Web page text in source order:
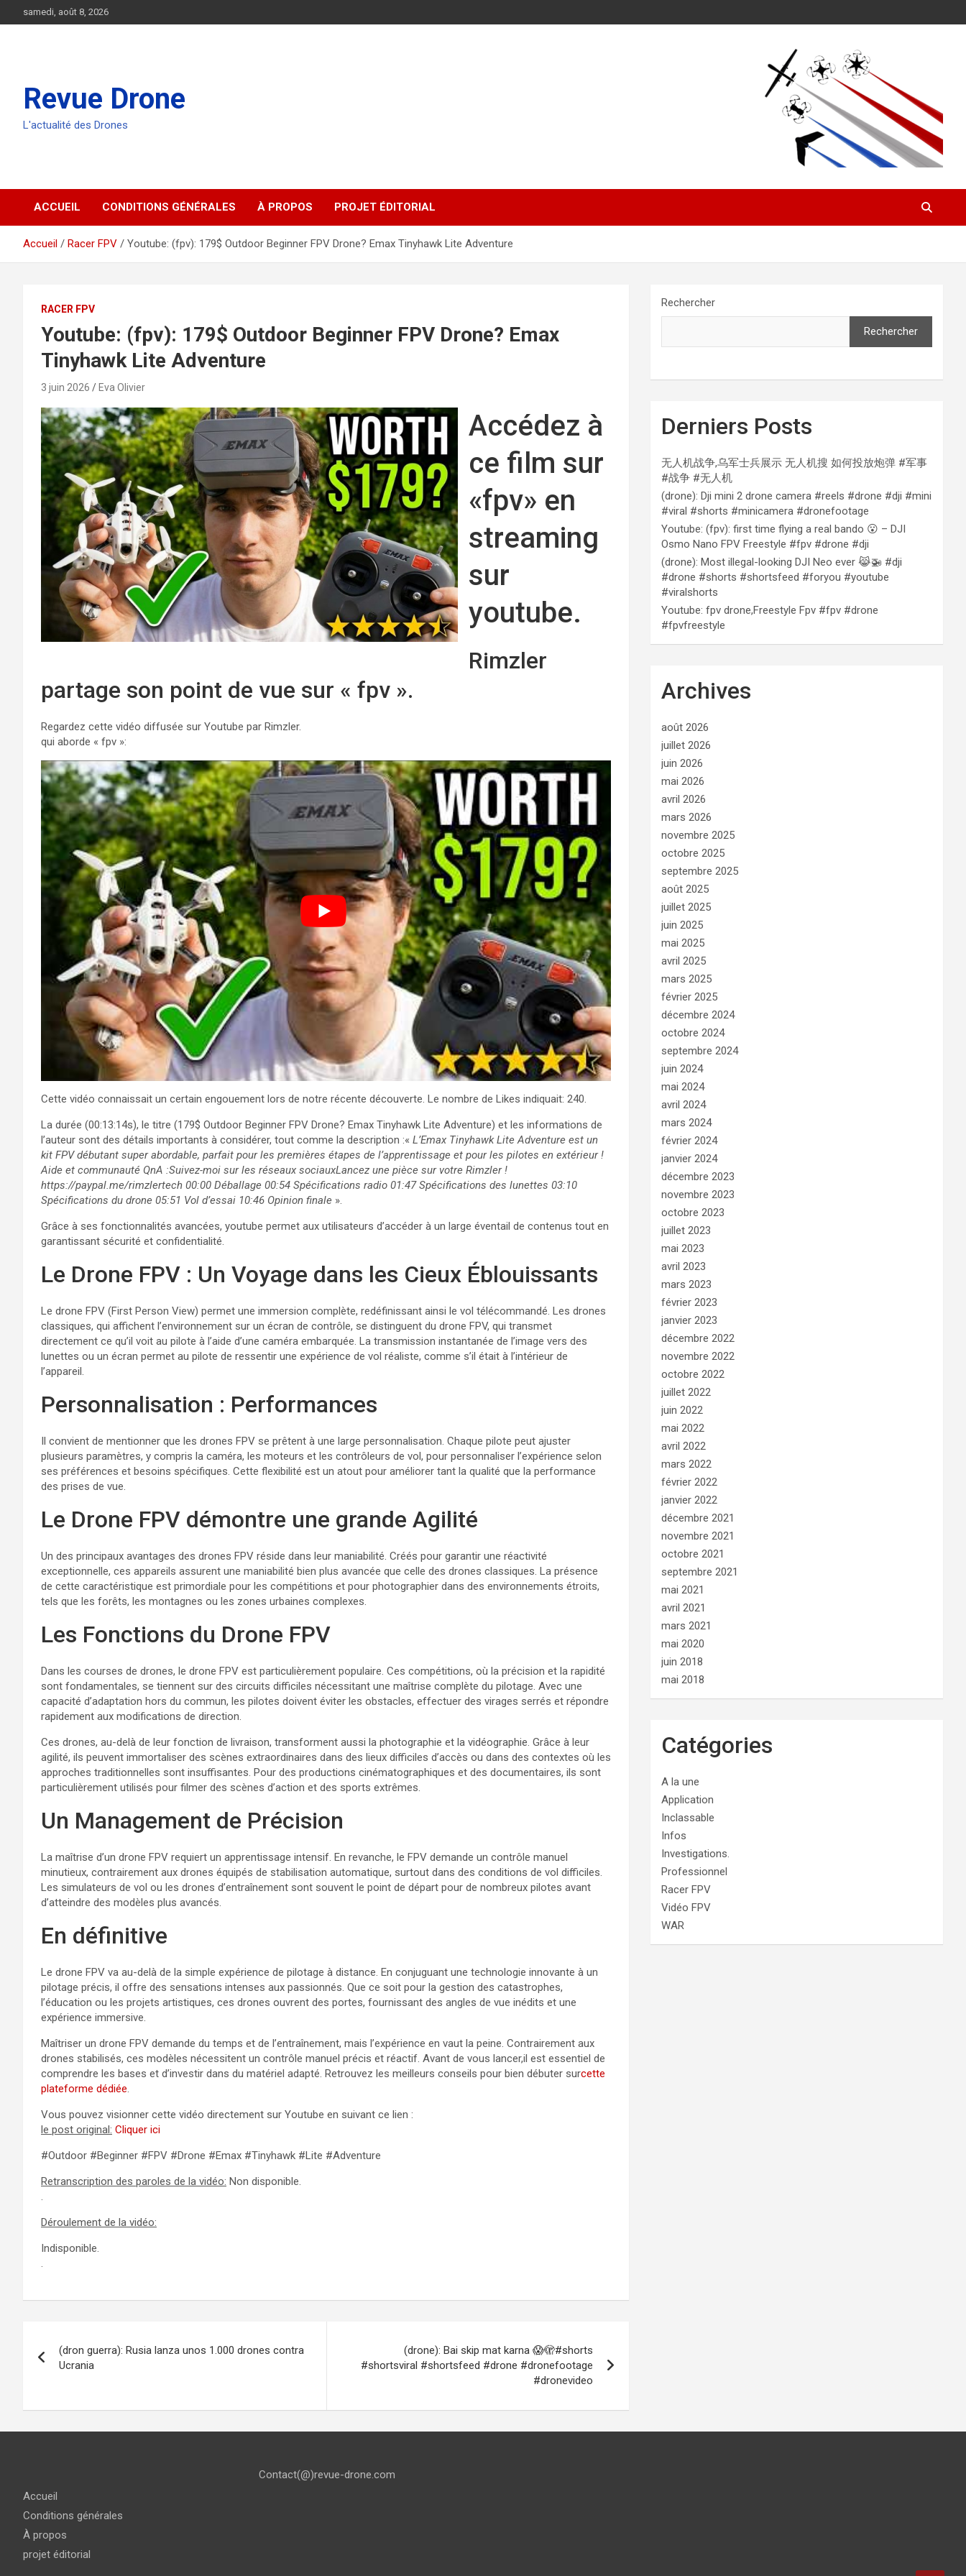
au
samedi, août 8, 2026
Revue Drone
L'actualité des Drones
ACCUEIL CONDITIONS GÉNÉRALES À PROPOS PROJET ÉDITORIAL
Accueil Racer FPV Youtube: (fpv): 179$ Outdoor Beginner FPV Drone? Emax Tinyhawk Lite Adventure
RACER FPV
Youtube: (fpv): 179$ Outdoor Beginner FPV Drone? Emax
Tinyhawk Lite Adventure
3 juin 2026 Eva Olivier
Accédez à
ce film sur
«fpv» en
streaming
sur
youtube.
Rimzler
partage son point de vue sur « fpv ».
Regardez cette vidéo diffusée sur Youtube par Rimzler.
qui aborde « fpv »:
Cette vidéo connaissait un certain engouement lors de notre récente découverte. Le nombre de Likes indiquait: 240.
La durée (00:13:14s), le titre (179$ Outdoor Beginner FPV Drone? Emax Tinyhawk Lite Adventure) et les informations de
l’auteur sont des détails importants à considérer, tout comme la description :« L’Emax Tinyhawk Lite Adventure est un
kit FPV débutant super abordable, parfait pour les premières étapes de l’apprentissage et pour les pilotes en extérieur !
Aide et communauté QnA :Suivez-moi sur les réseaux sociauxLancez une pièce sur votre Rimzler !
https://paypal.me/rimzlertech 00:00 Déballage 00:54 Spécifications radio 01:47 Spécifications des lunettes 03:10
Spécifications du drone 05:51 Vol d’essai 10:46 Opinion finale ».
Grâce à ses fonctionnalités avancées, youtube permet aux utilisateurs d’accéder à un large éventail de contenus tout en
garantissant sécurité et confidentialité.
Le Drone FPV : Un Voyage dans les Cieux Éblouissants
Le drone FPV (First Person View) permet une immersion complète, redéfinissant ainsi le vol télécommandé. Les drones
classiques, qui affichent l’environnement sur un écran de contrôle, se distinguent du drone FPV, qui transmet
directement ce qu’il voit au pilote à l’aide d’une caméra embarquée. La transmission instantanée de l’image vers des
lunettes ou un écran permet au pilote de ressentir une expérience de vol réaliste, comme s’il était à l’intérieur de
l’appareil.
Personnalisation : Performances
Il convient de mentionner que les drones FPV se prêtent à une large personnalisation. Chaque pilote peut ajuster
plusieurs paramètres, y compris la caméra, les moteurs et les contrôleurs de vol, pour personnaliser l’expérience selon
ses préférences et besoins spécifiques. Cette flexibilité est un atout pour améliorer tant la qualité que la performance
des prises de vue.
Le Drone FPV démontre une grande Agilité
Un des principaux avantages des drones FPV réside dans leur maniabilité. Créés pour garantir une réactivité
exceptionnelle, ces appareils assurent une maniabilité bien plus avancée que celle des drones classiques. La présence
de cette caractéristique est primordiale pour les compétitions et pour photographier dans des environnements étroits,
tels que les forêts, les montagnes ou les zones urbaines complexes.
Les Fonctions du Drone FPV
Dans les courses de drones, le drone FPV est particulièrement populaire. Ces compétitions, où la précision et la rapidité
sont fondamentales, se tiennent sur des circuits difficiles nécessitant une maîtrise complète du pilotage. Avec une
capacité d’adaptation hors du commun, les pilotes doivent éviter les obstacles, effectuer des virages serrés et répondre
rapidement aux modifications de direction.
Ces drones, au-delà de leur fonction de livraison, transforment aussi la photographie et la vidéographie. Grâce à leur
agilité, ils peuvent immortaliser des scènes extraordinaires dans des lieux difficiles d’accès ou dans des contextes où les
approches traditionnelles sont insuffisantes. Pour des productions cinématographiques et des documentaires, ils sont
particulièrement utilisés pour filmer des scènes d’action et des sports extrêmes.
Un Management de Précision
La maîtrise d’un drone FPV requiert un apprentissage intensif. En revanche, le FPV demande un contrôle manuel
minutieux, contrairement aux drones équipés de stabilisation automatique, surtout dans des conditions de vol difficiles.
Les simulateurs de vol ou les drones d’entraînement sont souvent le point de départ pour de nombreux pilotes avant
d’atteindre des modèles plus avancés.
En définitive
Le drone FPV va au-delà de la simple expérience de pilotage à distance. En conjuguant une technologie innovante à un
pilotage précis, il offre des sensations intenses aux passionnés. Que ce soit pour la gestion des catastrophes,
l’éducation ou les projets artistiques, ces drones ouvrent des portes, fournissant des angles de vue inédits et une
expérience immersive.
Maîtriser un drone FPV demande du temps et de l’entraînement, mais l’expérience en vaut la peine. Contrairement aux
drones stabilisés, ces modèles nécessitent un contrôle manuel précis et réactif. Avant de vous lancer,il est essentiel de
comprendre les bases et d’investir dans du matériel adapté. Retrouvez les meilleurs conseils pour bien débuter surcette
plateforme dédiée.
Vous pouvez visionner cette vidéo directement sur Youtube en suivant ce lien :
le post original: Cliquer ici
#Outdoor #Beginner #FPV #Drone #Emax #Tinyhawk #Lite #Adventure
Retranscription des paroles de la vidéo: Non disponible.
.
Déroulement de la vidéo:
Indisponible.
.
de
(dron guerra): Rusia lanza unos 1.000 drones contra
Ucrania
(drone): Bai skip mat karna 😱🫣#shorts
#shortsviral #shortsfeed #drone #dronefootage
#dronevideo
Rechercher
Rechercher
Derniers Posts
无人机战争,乌军士兵展示 无人机搜 如何投放炮弹 #军事
#战争 #无人机
(drone): Dji mini 2 drone camera #reels #drone #dji #mini
#viral #shorts #minicamera #dronefootage
Youtube: (fpv): first time flying a real bando 😮 – DJI
Osmo Nano FPV Freestyle #fpv #drone #dji
(drone): Most illegal-looking DJI Neo ever 😹🚁 #dji
#drone #shorts #shortsfeed #foryou #youtube
#viralshorts
Youtube: fpv drone,Freestyle Fpv #fpv #drone
#fpvfreestyle
Archives
août 2026
juillet 2026
juin 2026
mai 2026
avril 2026
mars 2026
novembre 2025
octobre 2025
septembre 2025
août 2025
juillet 2025
juin 2025
mai 2025
avril 2025
mars 2025
février 2025
décembre 2024
octobre 2024
septembre 2024
juin 2024
mai 2024
avril 2024
mars 2024
février 2024
janvier 2024
décembre 2023
novembre 2023
octobre 2023
juillet 2023
mai 2023
avril 2023
mars 2023
février 2023
janvier 2023
décembre 2022
novembre 2022
octobre 2022
juillet 2022
juin 2022
mai 2022
avril 2022
mars 2022
février 2022
janvier 2022
décembre 2021
novembre 2021
octobre 2021
septembre 2021
mai 2021
avril 2021
mars 2021
mai 2020
juin 2018
mai 2018
Catégories
A la une
Application
Inclassable
Infos
Investigations.
Professionnel
Racer FPV
Vidéo FPV
WAR
Accueil
Conditions générales
À propos
projet éditorial
Contact(@)revue-drone.com